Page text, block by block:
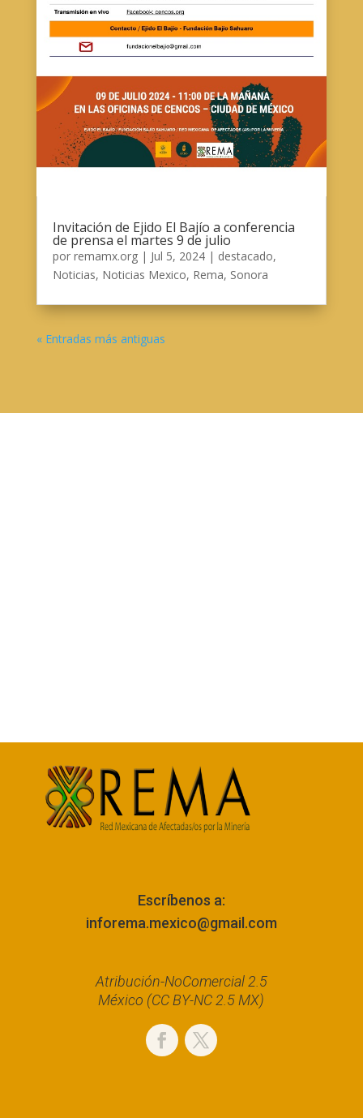
Invitación de Ejido El Bajío a conferencia
de prensa el martes 9 de julio
por remamx.org| Jul 5, 2024| destacado,
Noticias, Noticias Mexico, Rema, Sonora
« Entradas más antiguas
Escríbenos a:
inforema.mexico@gmail.com
Atribución-NoComercial 2.5
México (CC BY-NC 2.5 MX)